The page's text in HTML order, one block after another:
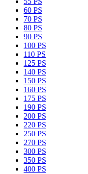
60 PS
70 PS
80 PS
90 PS
100 PS
110 PS
125 PS
140 PS
150 PS
160 PS
175 PS
190 PS
200 PS
220 PS
250 PS
270 PS
300 PS
350 PS
400 PS